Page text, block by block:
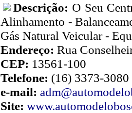
Descrição: O Seu
Alinhamento -
Gás Natural Veicular -
Endereço: Rua
CEP: 13561-100
Telefone: (16) 3373-3080
e-mail:
Site: